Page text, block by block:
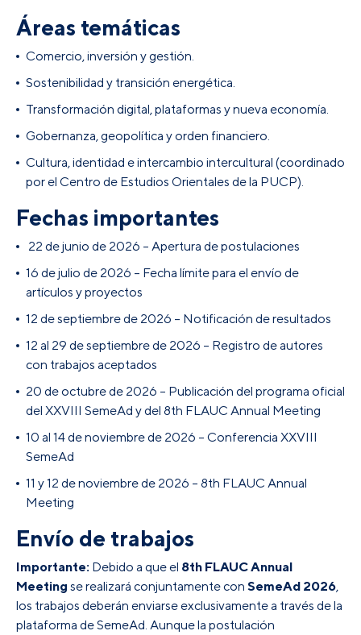
Áreas temáticas
Comercio, inversión y gestión.
Sostenibilidad y transición energética.
Transformación digital, plataformas y nueva economía.
Gobernanza, geopolítica y orden financiero.
Cultura, identidad e intercambio intercultural (coordinado
por el Centro de Estudios Orientales de la PUCP).
Fechas importantes
22 de junio de 2026 – Apertura de postulaciones
16 de julio de 2026 – Fecha límite para el envío de
artículos y proyectos
12 de septiembre de 2026 – Notificación de resultados
12 al 29 de septiembre de 2026 – Registro de autores
con trabajos aceptados
20 de octubre de 2026 – Publicación del programa oficial
del XXVIII SemeAd y del 8th FLAUC Annual Meeting
10 al 14 de noviembre de 2026 – Conferencia XXVIII
SemeAd
11 y 12 de noviembre de 2026 – 8th FLAUC Annual
Meeting
Envío de trabajos
Importante: Debido a que el 8th FLAUCAnnual
Meeting se realizará conjuntamente con SemeAd 2026,
los trabajos deberán enviarse exclusivamente a través de la
plataforma de SemeAd. Aunque la postulación